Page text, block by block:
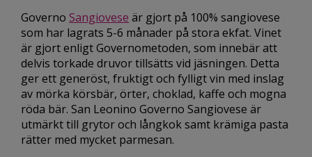
Governo Sangiovese är gjort på 100% sangiovese
som har lagrats 5-6 månader på stora ekfat. Vinet
är gjort enligt Governometoden, som innebär att
delvis torkade druvor tillsätts vid jäsningen. Detta
ger ett generöst, fruktigt och fylligt vin med inslag
av mörka körsbär, örter, choklad, kaffe och mogna
röda bär. San Leonino Governo Sangiovese är
utmärkt till grytor och långkok samt krämiga pasta
rätter med mycket parmesan.